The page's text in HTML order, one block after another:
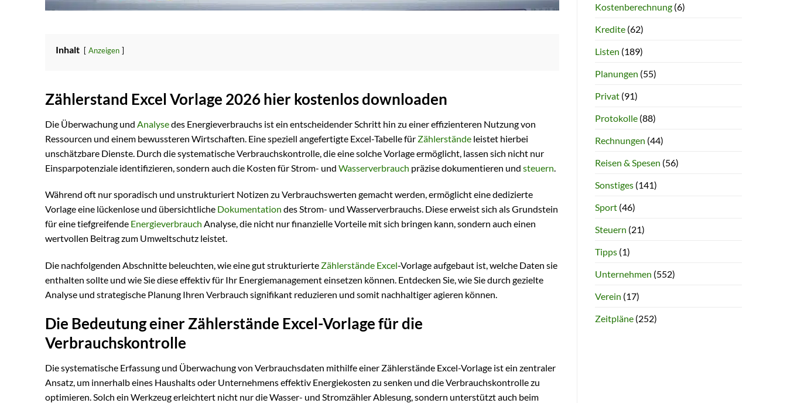
Inhalt Anzeigen
Zählerstand Excel Vorlage 2026 hier kostenlos downloaden
Die Überwachung und Analysedes Energieverbrauchs ist ein entscheidender Schritt hin zu einer effizienteren Nutzung von
Ressourcen und einem bewussteren Wirtschaften. Eine speziell angefertigte Excel-Tabelle für Zählerstände leistet hierbei
unschätzbare Dienste. Durch die systematische Verbrauchskontrolle, die eine solche Vorlage ermöglicht, lassen sich nicht nur
Einsparpotenziale identifizieren, sondern auch die Kosten für Strom- und Wasserverbrauch präzise dokumentieren und steuern
Während oft nur sporadisch und unstrukturiert Notizen zu Verbrauchswerten gemacht werden, ermöglicht eine dedizierte
Vorlage eine lückenlose und übersichtliche Dokumentation des Strom- und Wasserverbrauchs. Diese erweist sich als Grundstein
für eine tiefgreifende Energieverbrauch Analyse, die nicht nur finanzielle Vorteile mit sich bringen kann, sondern auch einen
wertvollen Beitrag zum Umweltschutz leistet.
Die nachfolgenden Abschnitte beleuchten, wie eine gut strukturierte Zählerstände Excel-Vorlage aufgebaut ist, welche Daten sie
enthalten sollte und wie Sie diese effektiv für Ihr Energiemanagement einsetzen können. Entdecken Sie, wie Sie durch gezielte
Analyse und strategische Planung Ihren Verbrauch signifikant reduzieren und somit nachhaltiger agieren können.
Die Bedeutung einer Zählerstände Excel-Vorlage für die
Verbrauchskontrolle
Die systematische Erfassung und Überwachung von Verbrauchsdaten mithilfe einer Zählerstände Excel-Vorlage ist ein zentraler
Ansatz, um innerhalb eines Haushalts oder Unternehmens effektiv Energiekosten zu senken und die Verbrauchskontrolle zu
optimieren. Solch ein Werkzeug erleichtert nicht nur die Wasser- und Stromzähler Ablesung, sondern unterstützt auch beim
Kostenberechnung(6)
Kredite(62)
Listen (189)
Planungen (55)
Privat(91)
Protokolle(88)
Rechnungen (44)
Reisen & Spesen (56)
Sonstiges(141)
Sport(46)
Steuern (21)
Tipps(1)
Unternehmen (552)
Verein (17)
Zeitpläne(252)